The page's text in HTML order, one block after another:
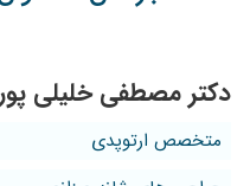
دکتر مصطفی خلیلی
متخصص ارتوپدی